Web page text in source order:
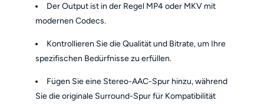
Der Output ist in der Regel MP4 oder MKV mit
modernen Codecs.
Kontrollieren Sie die Qualität und Bitrate, um Ihre
spezifischen Bedürfnisse zu erfüllen.
Fügen Sie eine Stereo-AAC-Spur hinzu, während
Sie die originale Surround-Spur für Kompatibilität